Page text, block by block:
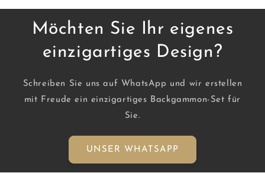
Möchten Sie Ihr eigenes
einzigartiges Design?
Schreiben Sie uns auf WhatsApp und wir erstellen
mit Freude ein einzigartiges Backgammon-Set für
Sie.
UNSER WHATSAPP